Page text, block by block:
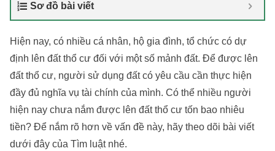
Sơ đồ bài viết
Hiện nay, có nhiều cá nhân, hộ gia đình, tổ chức có dự
định lên đất thổ cư đối với một số mảnh đất. Để được lên
đất thổ cư, người sử dụng đất có yêu cầu cần thực hiện
đầy đủ nghĩa vụ tài chính của mình. Có thể nhiều người
hiện nay chưa nắm được lên đất thổ cư tốn bao nhiêu
tiền? Để nắm rõ hơn về vấn đề này, hãy theo dõi bài viết
dưới đây của Tìm luật nhé.